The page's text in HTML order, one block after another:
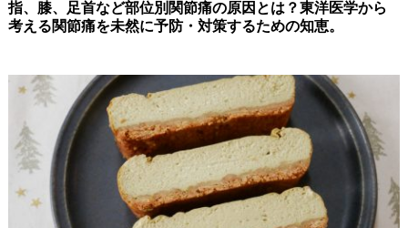
指、膝、足首など部位別関節痛の原因とは？東洋医学から
考える関節痛を未然に予防・対策するための知恵。